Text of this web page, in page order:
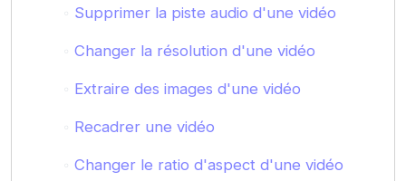
Supprimer la piste audio d'une vidéo
Changer la résolution d'une vidéo
Extraire des images d'une vidéo
Recadrer une vidéo
Changer le ratio d'aspect d'une vidéo